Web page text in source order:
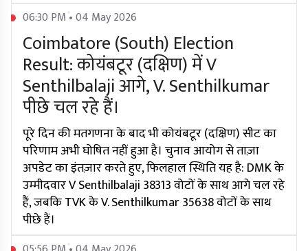
06:30 PM • 04 May 2026
Coimbatore (South) Election
Result: कोयंबटूर (दक्षिण) में V
Senthilbalaji आगे, V. Senthilkumar
पीछे चल रहे हैं।
पूरे दिन की मतगणना के बाद भी कोयंबटूर (दक्षिण) सीट का
परिणाम अभी घोषित नहीं हुआ है। चुनाव आयोग से ताज़ा
अपडेट का इंतज़ार करते हुए, फिलहाल स्थिति यह है: DMK के
उम्मीदवार V Senthilbalaji 38313 वोटों के साथ आगे चल रहे
हैं, जबकि TVK के V. Senthilkumar 35638 वोटों के साथ
पीछे हैं।